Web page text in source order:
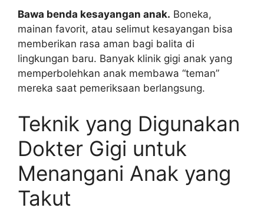
Bawa benda kesayangan anak. Boneka,
mainan favorit, atau selimut kesayangan bisa
memberikan rasa aman bagi balita di
lingkungan baru. Banyak klinik gigi anak yang
memperbolehkan anak membawa “teman”
mereka saat pemeriksaan berlangsung.
Teknik yang Digunakan
Dokter Gigi untuk
Menangani Anak yang
Takut